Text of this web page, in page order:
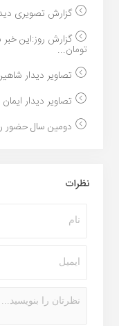
گزارش تصویری
گزارش روز:این
تومان...
تصاویر دیدار
تصاویر دیدار
دومین سال حضور
نظرات